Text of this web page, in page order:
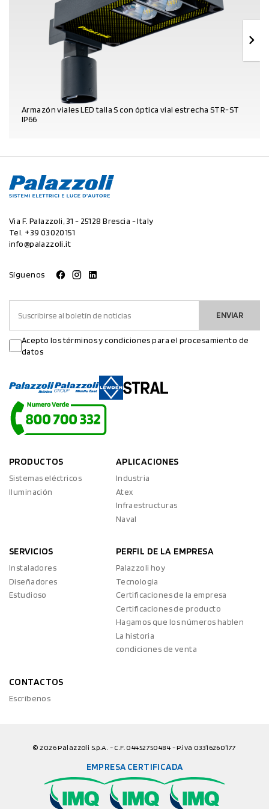
Armazón viales LED talla S con óptica vial estrecha STR-ST
IP66
Via F. Palazzoli, 31 - 25128 Brescia - Italy
Tel. +39 03020151
info@palazzoli.it
Síguenos
ENVIAR
Acepto los términos y condiciones para el procesamiento de
datos
PRODUCTOS
Sistemas eléctricos
Iluminación
APLICACIONES
Industria
Atex
Infraestructuras
Naval
SERVICIOS
Instaladores
Diseñadores
Estudioso
PERFIL DE LA EMPRESA
Palazzoli hoy
Tecnologia
Certificaciones de la empresa
Certificaciones de producto
Hagamos que los números hablen
La historia
condiciones de venta
CONTACTOS
Escríbenos
© 2026 Palazzoli S.p.A. - C.F. 04452750484 - P.iva 03316260177
EMPRESA CERTIFICADA